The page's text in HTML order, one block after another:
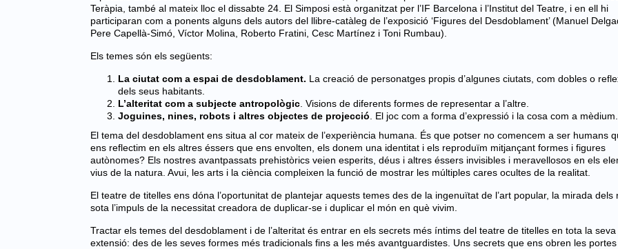
Teràpia, també al mateix lloc el dissabte 24. El Simposi està organitzat per l’IF Barcelona i l’Institut del Teatre, i en ell hi
participaran com a ponents alguns dels autors del llibre-catàleg de l’exposició ‘Figures del Desdoblament’ (Manuel
Pere Capellà-Simó, Víctor Molina, Roberto Fratini, Cesc Martínez i Toni Rumbau).
Els temes són els següents:
La ciutat com a espai de desdoblament. La creació de personatges propis d’algunes ciutats, com dobles o
dels seus habitants.
L’alteritat com a subjecte antropològic . Visions de diferents formes de representar a l’altre.
Joguines, nines, robots i altres objectes de projecció . El joc com a forma d’expressió i la cosa com a mèdium.
El tema del desdoblament ens situa al cor mateix de l’experiència humana. És que potser no comencem a ser humans
ens reflectim en els altres éssers que ens envolten, els donem una identitat i els reproduïm mitjançant formes i figures
autònomes? Els nostres avantpassats prehistòrics veien esperits, déus i altres éssers invisibles i meravellosos en els
vius de la natura. Avui, les arts i la ciència compleixen la funció de mostrar les múltiples cares ocultes de la realitat.
El teatre de titelles ens dóna l’oportunitat de plantejar aquests temes des de la ingenuïtat de l’art popular, la mirada dels
sota l’impuls de la necessitat creadora de duplicar-se i duplicar el món en què vivim.
Tractar els temes del desdoblament i de l’alteritat és entrar en els secrets més íntims del teatre de titelles en tota la seva
extensió: des de les seves formes més tradicionals fins a les més avantguardistes. Uns secrets que ens obren les portes